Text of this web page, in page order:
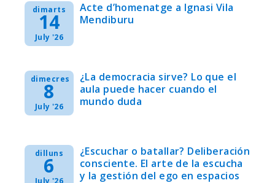
dimarts
14
July '26
Acte d’homenatge a Ignasi Vila
Mendiburu
dimecres
8
July '26
¿La democracia sirve? Lo que el
aula puede hacer cuando el
mundo duda
dilluns
6
¿Escuchar o batallar? Deliberación
consciente. El arte de la escucha
y la gestión del ego en espacios